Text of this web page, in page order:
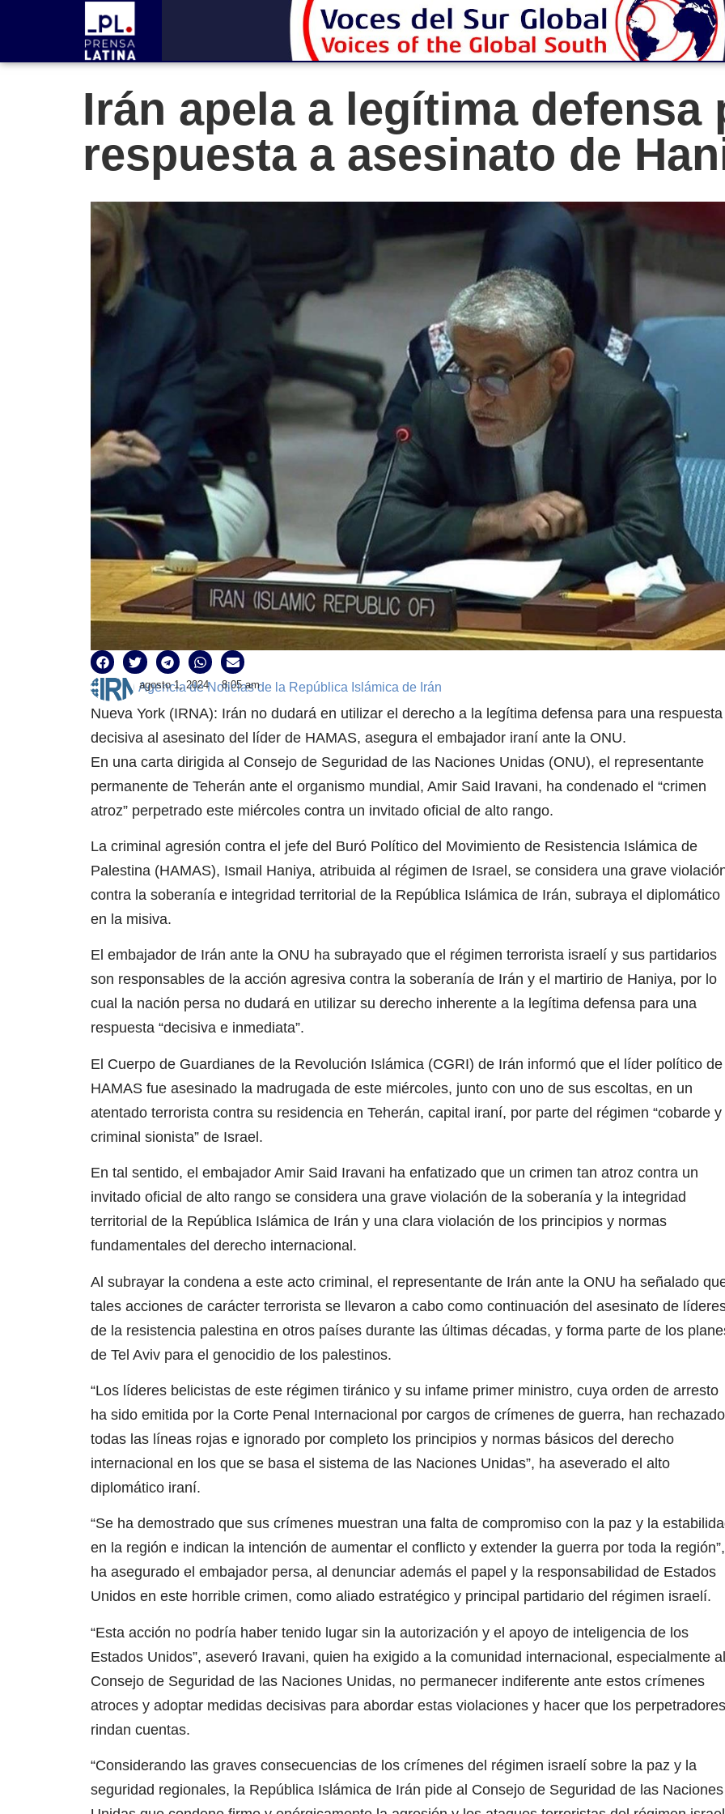
Irán apela a legítima defensa
respuesta a asesinato de
Agencia de Noticias de la República Islámica de Irán
agosto 1, 2024 8:05 am
Nueva York (IRNA): Irán no dudará en utilizar el derecho a la legítima defensa para una respuesta
decisiva al asesinato del líder de HAMAS, asegura el embajador iraní ante la ONU.
En una carta dirigida al Consejo de Seguridad de las Naciones Unidas (ONU), el representante
permanente de Teherán ante el organismo mundial, Amir Said Iravani, ha condenado el “crimen
atroz” perpetrado este miércoles contra un invitado oficial de alto rango.
La criminal agresión contra el jefe del Buró Político del Movimiento de Resistencia Islámica de
Palestina (HAMAS), Ismail Haniya, atribuida al régimen de Israel, se considera una grave
contra la soberanía e integridad territorial de la República Islámica de Irán, subraya el diplomático
en la misiva.
El embajador de Irán ante la ONU ha subrayado que el régimen terrorista israelí y sus partidarios
son responsables de la acción agresiva contra la soberanía de Irán y el martirio de Haniya, por lo
cual la nación persa no dudará en utilizar su derecho inherente a la legítima defensa para una
respuesta “decisiva e inmediata”.
El Cuerpo de Guardianes de la Revolución Islámica (CGRI) de Irán informó que el líder político de
HAMAS fue asesinado la madrugada de este miércoles, junto con uno de sus escoltas, en un
atentado terrorista contra su residencia en Teherán, capital iraní, por parte del régimen “cobarde y
criminal sionista” de Israel.
En tal sentido, el embajador Amir Said Iravani ha enfatizado que un crimen tan atroz contra un
invitado oficial de alto rango se considera una grave violación de la soberanía y la integridad
territorial de la República Islámica de Irán y una clara violación de los principios y normas
fundamentales del derecho internacional.
Al subrayar la condena a este acto criminal, el representante de Irán ante la ONU ha señalado
tales acciones de carácter terrorista se llevaron a cabo como continuación del asesinato de
de la resistencia palestina en otros países durante las últimas décadas, y forma parte de los
de Tel Aviv para el genocidio de los palestinos.
“Los líderes belicistas de este régimen tiránico y su infame primer ministro, cuya orden de arresto
ha sido emitida por la Corte Penal Internacional por cargos de crímenes de guerra, han rechazado
todas las líneas rojas e ignorado por completo los principios y normas básicos del derecho
internacional en los que se basa el sistema de las Naciones Unidas”, ha aseverado el alto
diplomático iraní.
“Se ha demostrado que sus crímenes muestran una falta de compromiso con la paz y la
en la región e indican la intención de aumentar el conflicto y extender la guerra por toda la región”,
ha asegurado el embajador persa, al denunciar además el papel y la responsabilidad de Estados
Unidos en este horrible crimen, como aliado estratégico y principal partidario del régimen israelí.
“Esta acción no podría haber tenido lugar sin la autorización y el apoyo de inteligencia de los
Estados Unidos”, aseveró Iravani, quien ha exigido a la comunidad internacional, especialmente al
Consejo de Seguridad de las Naciones Unidas, no permanecer indiferente ante estos crímenes
atroces y adoptar medidas decisivas para abordar estas violaciones y hacer que los perpetradores
rindan cuentas.
“Considerando las graves consecuencias de los crímenes del régimen israelí sobre la paz y la
seguridad regionales, la República Islámica de Irán pide al Consejo de Seguridad de las Naciones